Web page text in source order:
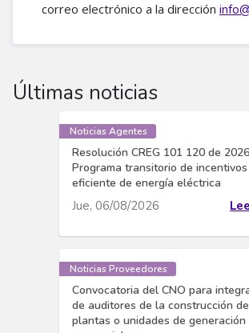
correo electrónico a la dirección
Últimas noticias
Noticias Agentes
Resolución CREG 101 120 de
Programa transitorio de
eficiente de energía eléctrica
Jue, 06/08/2026
Noticias Proveedores
Convocatoria del CNO para
de auditores de la construcción de
plantas o unidades de generación